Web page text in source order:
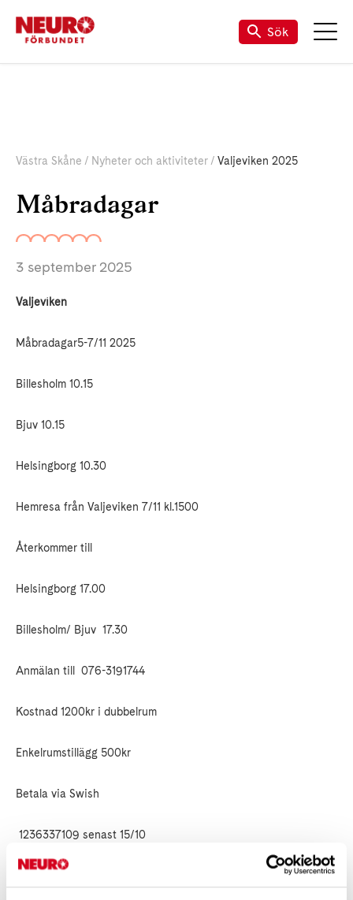
Sök
Västra Skåne Nyheter och aktiviteter Valjeviken 2025
Måbradagar
3 september 2025
Valjeviken
Måbradagar5-7/11 2025
Billesholm 10.15
Bjuv 10.15
Helsingborg 10.30
Hemresa från Valjeviken 7/11 kl.1500
Återkommer till
Helsingborg 17.00
Billesholm/ Bjuv 17.30
Anmälan till 076-3191744
Kostnad 1200kr i dubbelrum
Enkelrumstillägg 500kr
Betala via Swish
1236337109 senast 15/10